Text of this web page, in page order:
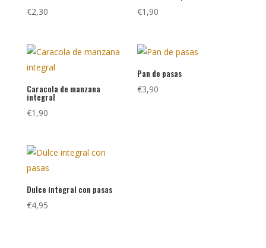
€2,30 €1,90
Caracola de manzana
integral
€1,90
Pan de pasas
€3,90
Dulce integral con pasas
€4,95